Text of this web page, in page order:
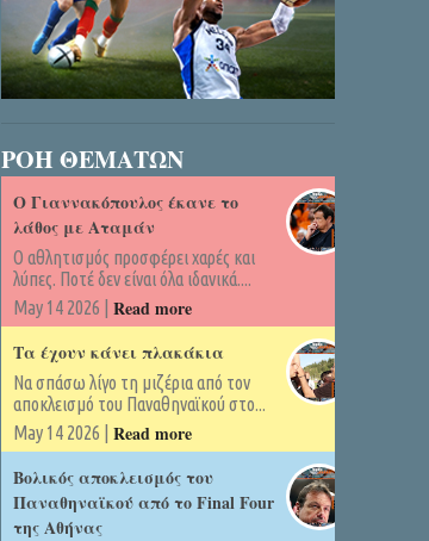
ΡΟΗ ΘΕΜΑΤΩΝ
Ο Γιαννακόπουλος έκανε το
λάθος με Αταμάν
Ο αθλητισμός προσφέρει χαρές και
λύπες. Ποτέ δεν είναι όλα ιδανικά....
May 14 2026 | Read more
Τα έχουν κάνει πλακάκια
Να σπάσω λίγο τη μιζέρια από τον
αποκλεισμό του Παναθηναϊκού στο...
May 14 2026 | Read more
Βολικός αποκλεισμός του
Παναθηναϊκού από το Final Four
της Αθήνας